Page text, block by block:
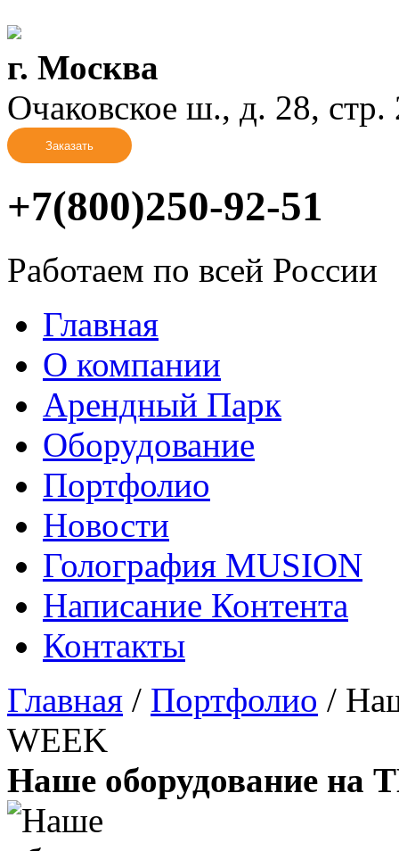
г. Москва
Очаковское ш., д. 28, стр.
Заказать
+7(800)250-92-51
Работаем по всей России
Главная
О компании
Арендный Парк
Оборудование
Портфолио
Новости
Голография MUSION
Написание Контента
Контакты
Главная / Портфолио /
WEEK
Наше оборудование на